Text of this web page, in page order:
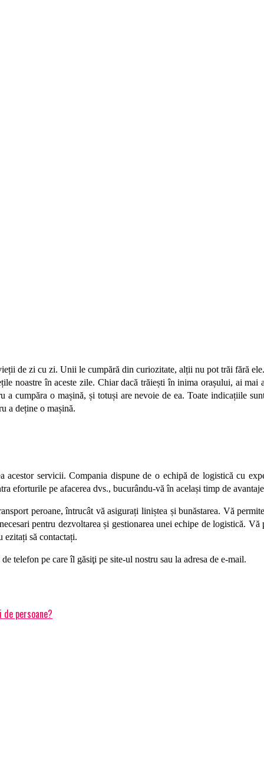
de zi cu zi. Unii le cumpără din curiozitate, alții nu pot trăi fără
noastre în aceste zile. Chiar dacă trăiești în inima orașului, ai
a cumpăra o mașină, și totuși are nevoie de ea. Toate indicațiile
a deține o mașină.
acestor servicii. Compania dispune de o echipă de logistică cu
eforturile pe afacerea dvs., bucurându-vă în același timp de
peroane, întrucât vă asigurați liniștea și bunăstarea. Vă
pentru dezvoltarea și gestionarea unei echipe de logistică.
ezitați să contactați.
telefon pe care îl găsiţi pe site-ul nostru sau la adresa de e-mail.
persoane?